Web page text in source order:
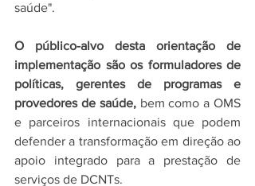
saúde".
O público-alvo desta orientação de
implementação são os formuladores de
políticas, gerentes de programas e
provedores de saúde, bem como a OMS
e parceiros internacionais que podem
defender a transformação em direção ao
apoio integrado para a prestação de
serviços de DCNTs.